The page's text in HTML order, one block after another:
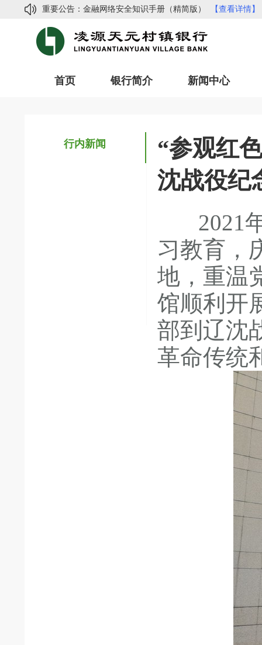
重要公告： 金融网络安全知识手册（精简版） 【查看详情】
凌源天元村镇银行2024年度信息披露
凌源天元村镇银行关于函证集中处理的公示
凌源天元村镇银行2024年度信息披露 【查看详情
凌源天元村镇银行副行长招聘公告 【查看详情】
首页 银行简介 新闻中心
行内新闻
“参观红
沈战役纪
2021年
习教育，
地，重温
馆顺利开
部到辽沈
革命传统